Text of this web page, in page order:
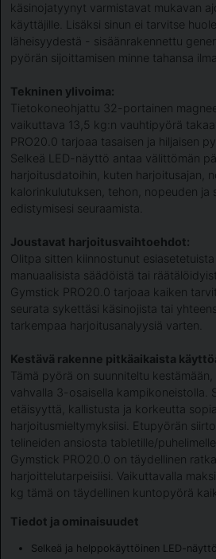
käsinojatyynyt varmistavat mukavan
käyttäjille. Lisäksi sinun ei tarvitse
läheisyydestä - sisäänrakennettu
pyörän sijoittamisen minne tahansa
Tekninen ylivoima:
Tietokoneohjattu 32-portainen
vaikuttava 13,5 kg:n vauhtipyörä
PRO20.0 tarjoaa tasaisen ja hiljaisen
Selkeä LED-näyttö antaa välittömän
harjoitusdatoihin, kuten harjoitusajan,
kalorinkulutuksen, tehon, nopeuden ja
edistymisesi seuraamista.
Joustavat harjoitusvaihtoehdot:
Olitpa sitten kiinnostunut esiasetetuista
manuaalisista säädöistä tai
Gymstick PRO20.0 tarjoaa kaiken
seurata sykettäsi käsinojista tai
tarkempaa harjoitusanalyysiä varten.
Kestävä rakenne pitkäaikaista
Tämä pyörä on suunniteltu
vahvalla 3-osaisella kampikoneistolla.
etäisyyttä, kallistusta ja korkeutta
harjoitusmieltymyksiisi. Etupyörän
telineiden ansiosta tabletille/
Gymstick PRO20.0 on täydellinen
harjoittelutarpeisiisi. Vaikuttavalla
kg tämä on täydellinen kuntopyörä
Tiedot ja ominaisuudet
Selkeä ja helppokäyttöinen LED-näyttö